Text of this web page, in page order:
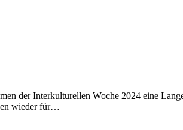
der Interkulturellen Woche 2024 eine
wieder für…